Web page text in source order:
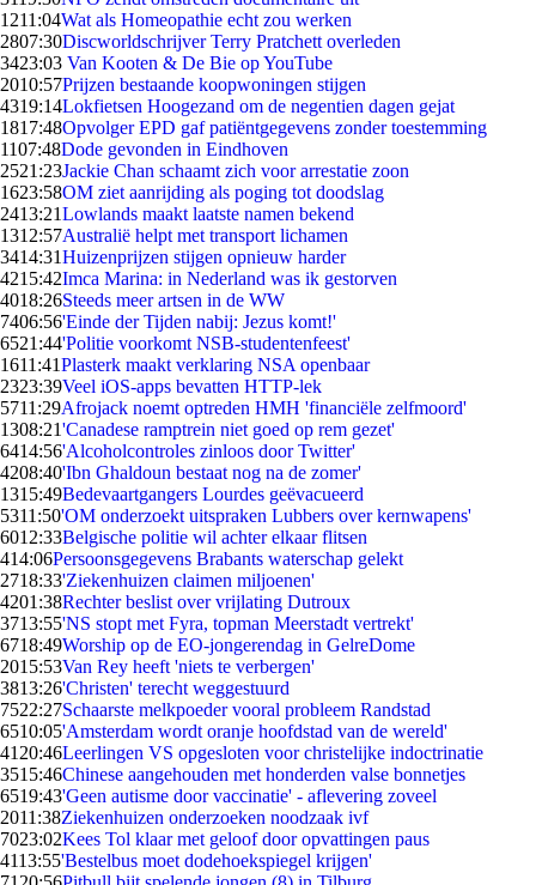
1211:04Wat als Homeopathie echt zou werken
2807:30Discworldschrijver Terry Pratchett overleden
3423:03 Van Kooten & De Bie op YouTube
2010:57Prijzen bestaande koopwoningen stijgen
4319:14Lokfietsen Hoogezand om de negentien dagen gejat
1817:48Opvolger EPD gaf patiëntgegevens zonder toestemming
1107:48Dode gevonden in Eindhoven
2521:23Jackie Chan schaamt zich voor arrestatie zoon
1623:58OM ziet aanrijding als poging tot doodslag
2413:21Lowlands maakt laatste namen bekend
1312:57Australië helpt met transport lichamen
3414:31Huizenprijzen stijgen opnieuw harder
4215:42Imca Marina: in Nederland was ik gestorven
4018:26Steeds meer artsen in de WW
7406:56'Einde der Tijden nabij: Jezus komt!'
6521:44'Politie voorkomt NSB-studentenfeest'
1611:41Plasterk maakt verklaring NSA openbaar
2323:39Veel iOS-apps bevatten HTTP-lek
5711:29Afrojack noemt optreden HMH 'financiële zelfmoord'
1308:21'Canadese ramptrein niet goed op rem gezet'
6414:56'Alcoholcontroles zinloos door Twitter'
4208:40'Ibn Ghaldoun bestaat nog na de zomer'
1315:49Bedevaartgangers Lourdes geëvacueerd
5311:50'OM onderzoekt uitspraken Lubbers over kernwapens'
6012:33Belgische politie wil achter elkaar flitsen
414:06Persoonsgegevens Brabants waterschap gelekt
2718:33'Ziekenhuizen claimen miljoenen'
4201:38Rechter beslist over vrijlating Dutroux
3713:55'NS stopt met Fyra, topman Meerstadt vertrekt'
6718:49Worship op de EO-jongerendag in GelreDome
2015:53Van Rey heeft 'niets te verbergen'
3813:26'Christen' terecht weggestuurd
7522:27Schaarste melkpoeder vooral probleem Randstad
6510:05'Amsterdam wordt oranje hoofdstad van de wereld'
41 20:46Leerlingen VS opgesloten voor christelijke indoctrinatie
3515:46Chinese aangehouden met honderden valse bonnetjes
6519:43'Geen autisme door vaccinatie' - aflevering zoveel
2011:38Ziekenhuizen onderzoeken noodzaak ivf
7023:02Kees Tol klaar met geloof door opvattingen paus
4113:55'Bestelbus moet dodehoekspiegel krijgen'